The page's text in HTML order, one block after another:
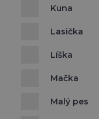
Kuna
Lasička
Líška
Mačka
Malý pes